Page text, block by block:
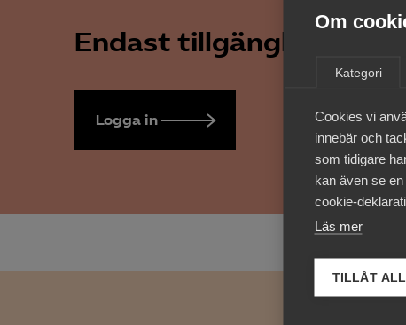
Om
Kategori
Cookies vi
innebär och
som tidigare
kan även se
cookie-
Läs mer
TILLÅT
Endast tillgänglig för
Logga in Bli medlem